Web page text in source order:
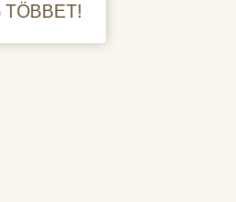
TÖBBET!